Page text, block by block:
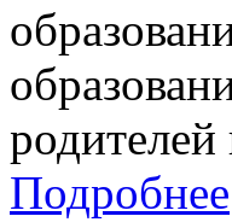
Подробнее